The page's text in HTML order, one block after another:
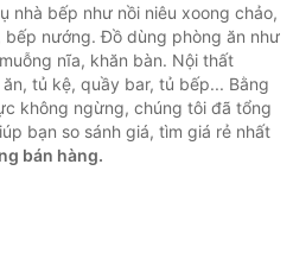
nhà bếp như nồi niêu xoong chảo,
nướng. Đồ dùng phòng ăn như
nĩa, khăn bàn. Nội thất
tủ kệ, quầy bar, tủ bếp... Bằng
không ngừng, chúng tôi đã tổng
bạn so sánh giá, tìm giá rẻ nhất
bán hàng.